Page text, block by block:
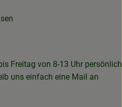
Freitag von 8-13 Uhr persönlich
uns einfach eine Mail an